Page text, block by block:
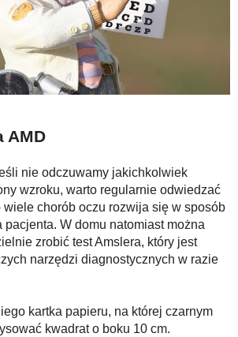
AMD
nie odczuwamy jakichkolwiek
wzroku, warto regularnie odwiedzać
wiele chorób oczu rozwija się w sposób
pacjenta. W domu natomiast można
zrobić test Amslera, który jest
narzędzi diagnostycznych w razie
kartka papieru, na której czarnym
kwadrat o boku 10 cm.